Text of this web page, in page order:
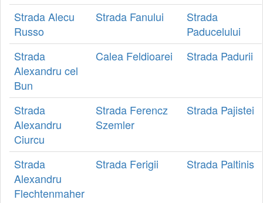
Strada Alecu
Russo
Strada Fanului
Strada
Paducelului
Strada
Alexandru cel
Bun
Calea Feldioarei Strada Padurii
Strada
Alexandru
Ciurcu
Strada Ferencz
Szemler
Strada Pajistei
Strada
Alexandru
Flechtenmaher
Strada Ferigii Strada Paltinis